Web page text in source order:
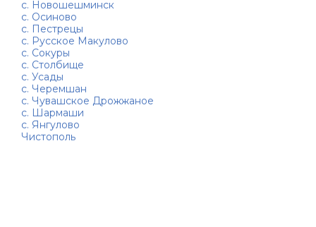
с. Новошешминск
с. Осиново
с. Пестрецы
с. Русское Макулово
с. Сокуры
с. Столбище
с. Усады
с. Черемшан
с. Чувашское Дрожжаное
с. Шармаши
с. Янгулово
Чистополь